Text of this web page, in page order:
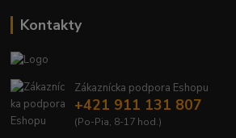
Kontakty
Zákaznícka podpora Eshopu
+421 911 131 807
(Po-Pia, 8-17 hod.)